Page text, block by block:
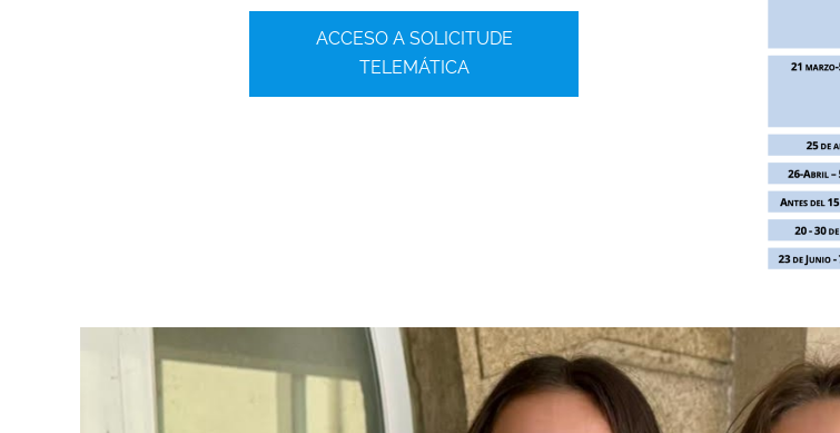
ACCESO A SOLICITUDE
TELEMÁTICA